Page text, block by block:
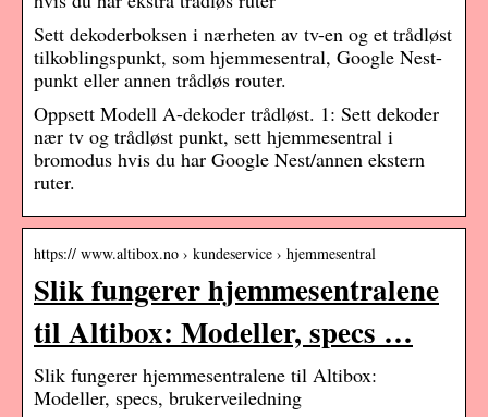
Sett dekoderboksen i nærheten av tv-en og et trådløst
tilkoblingspunkt, som hjemmesentral, Google Nest-
punkt eller annen trådløs router.
Oppsett Modell A-dekoder trådløst. 1: Sett dekoder
nær tv og trådløst punkt, sett hjemmesentral i
bromodus hvis du har Google Nest/annen ekstern
ruter.
https:// www.altibox.no › kundeservice › hjemmesentral
Slik fungerer hjemmesentralene
til Altibox: Modeller, specs …
Slik fungerer hjemmesentralene til Altibox:
Modeller, specs, brukerveiledning